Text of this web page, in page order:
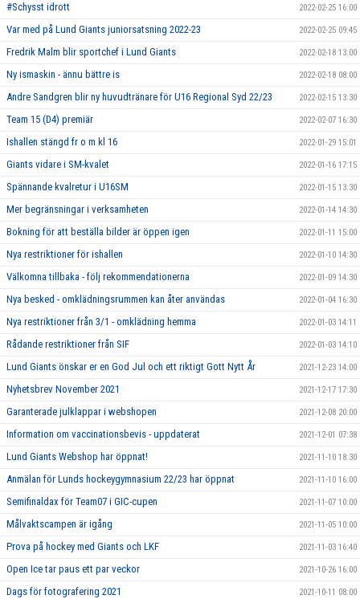
#Schysst idrott 2022-02-25 16:00
Var med på Lund Giants juniorsatsning 2022-23 2022-02-25 09:45
Fredrik Malm blir sportchef i Lund Giants 2022-02-18 13:00
Ny ismaskin - ännu bättre is 2022-02-18 08:00
Andre Sandgren blir ny huvudtränare för U16 Regional Syd 22/23 2022-02-15 13:30
Team 15 (D4) premiär 2022-02-07 16:30
Ishallen stängd fr o m kl 16 2022-01-29 15:01
Giants vidare i SM-kvalet 2022-01-16 17:15
Spännande kvalretur i U16SM 2022-01-15 13:30
Mer begränsningar i verksamheten 2022-01-14 14:30
Bokning för att beställa bilder är öppen igen 2022-01-11 15:00
Nya restriktioner för ishallen 2022-01-10 14:30
Välkomna tillbaka - följ rekommendationerna 2022-01-09 14:30
Nya besked - omklädningsrummen kan åter användas 2022-01-04 16:30
Nya restriktioner från 3/1 - omklädning hemma 2022-01-03 14:11
Rådande restriktioner från SIF 2022-01-03 14:10
Lund Giants önskar er en God Jul och ett riktigt Gott Nytt År 2021-12-23 14:00
Nyhetsbrev November 2021 2021-12-17 17:30
Garanterade julklappar i webshopen 2021-12-08 20:00
Information om vaccinationsbevis - uppdaterat 2021-12-01 07:38
Lund Giants Webshop har öppnat! 2021-11-10 18:30
Anmälan för Lunds hockeygymnasium 22/23 har öppnat 2021-11-10 16:00
Semifinaldax för Team07 i GIC-cupen 2021-11-07 10:00
Målvaktscampen är igång 2021-11-05 10:00
Prova på hockey med Giants och LKF 2021-11-03 16:40
Open Ice tar paus ett par veckor 2021-10-26 16:00
Dags för fotografering 2021 2021-10-11 08:00